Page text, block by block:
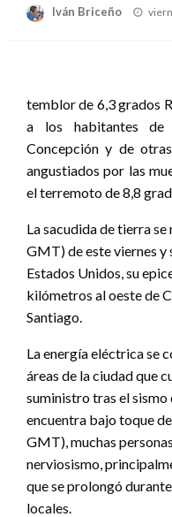
Iván Briceño
temblor de 6,3 grados
a los habitantes de
Concepción y de
angustiados por las
el terremoto de 8,8
La sacudida de tierra
GMT) de este viernes y
Estados Unidos, su
kilómetros al oeste de
Santiago.
La energía eléctrica se
áreas de la ciudad que
suministro tras el sismo
encuentra bajo toque
GMT), muchas
nerviosismo,
que se prolongó
locales.